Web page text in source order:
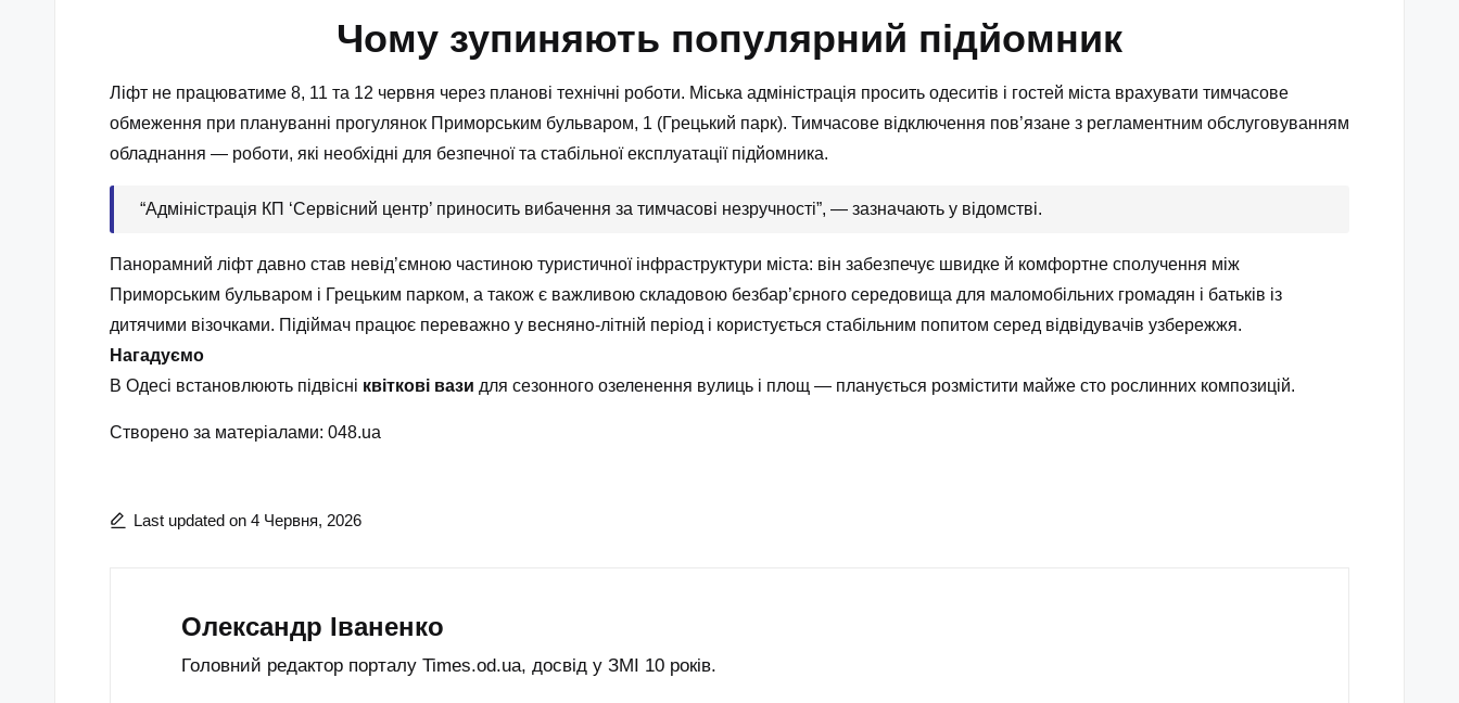
Чому зупиняють популярний підйомник
Ліфт не працюватиме 8, 11 та 12 червня через планові технічні роботи. Міська адміністрація просить одеситів і гостей міста врахувати тимчасове
обмеження при плануванні прогулянок Приморським бульваром, 1 (Грецький парк). Тимчасове відключення пов’язане з регламентним обслуговуванням
обладнання — роботи, які необхідні для безпечної та стабільної експлуатації підйомника.
“Адміністрація КП ‘Сервісний центр’ приносить вибачення за тимчасові незручності”, — зазначають у відомстві.
Панорамний ліфт давно став невід’ємною частиною туристичної інфраструктури міста: він забезпечує швидке й комфортне сполучення між
Приморським бульваром і Грецьким парком, а також є важливою складовою безбар’єрного середовища для маломобільних громадян і батьків із
дитячими візочками. Підіймач працює переважно у весняно-літній період і користується стабільним попитом серед відвідувачів узбережжя.
Нагадуємо
В Одесі встановлюють підвісні квіткові вази для сезонного озеленення вулиць і площ — планується розмістити майже сто рослинних композицій.
Створено за матеріалами: 048.ua
Last updated on 4 Червня, 2026
Олександр Іваненко
Головний редактор порталу Times.od.ua, досвід у ЗМІ 10 років.